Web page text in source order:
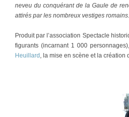
neveu du conquérant de la Gaule de
attirés par les nombreux vestiges romains.
Produit par l’association Spectacle
figurants (incarnant 1 000
Heuillard , la mise en scène et la